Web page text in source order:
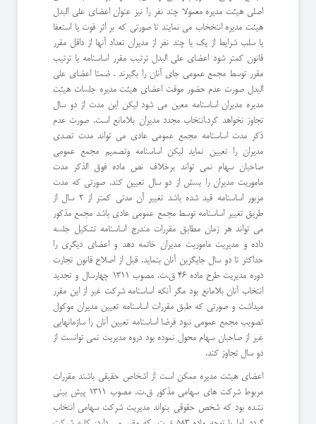
اصلی هیئت مدیره معمولا چند نفر را نیز عنوان اعضای علی البدل
هیئت مدیره انتخخاب می نمایند تا صورتی كه بر اثر فوت یا استعفا
یا سلب شرایط از یك یا چند نفر از مدیران تعداد آنها از داقل مقرر
قانون كمتر شود اعضای علی البدل ترتیب مقرر اساسنامه یا ترتیب
مقرر توسط مجمع عمومی جای آنان را بگیرند . ضمنا اعضای علی
البدل صورت عدم حضور موقت اعضای هیئت مدیره جلسات هیئت
مدیره مدیران اساسنامه معین می شود لیكن این مدت از دو سال
تجاوز نخواهد كرد.انتخاب مجدد مدیران بلامانع است. صورت عدم
ذكر مدت اساسنامه مجمع عمومی عادی می تواند مدت تصدی
مدیران را تعیین نماید لیكن اساسنامه وتصمیم مجمع عمومی
صاحبان سهام نمی تواند برخلاف نص ماده فوق الذكر مدت
ماموریت مدیران را بسش از دو سال تعیین كند. صورتی كه مدت
مزبور اساسنامه قید شده باشد تغییر آن مدتی كمتر از ٢ سال از
طریق تغییر اساسنامه توسط مجمع عمومی عادی باشد مجمع مذكور
می تواند هر زمان مطابق مقررات مندرج اساسنامه تشكیل جلسه
داده و مدیریت ماموریت مدیران خاتمه دهد و اعضای دیگری را
حداكثر تا دو سال جایگزین آنان بنماید. قبل از اصلاح قانون تجارت
دوره مدیریت طرح ماده ٤٦ ق.ت. مصوب ١٣١١ چهارسال و تجدید
انتخاب آنان بلامانع بود مگر آنكه اساسنامه شركت غیر از این مقرر
میداشت و صورتی كه طبق مقررات اساسنامه تعیین مدیران موكول
تصویب مجمع عمومی نبود فرضا اساسنامه تعیین آنان را سازمانهایی
غیر از صاحبان سهام محول نموده بود دروه مدیریت نمی توانست از
دو سال تجاوز كند.
اعضای هیئت مدیره ممكن است از اشخاص حقیقی باشند مقررات
مربوط شركت های سهامی مذكور ق.ت. مصوب ١٣١١ پیش بینی
نشده بود كه شخص حقوقی بتواند مدیریت شركت سهامی انتخاب